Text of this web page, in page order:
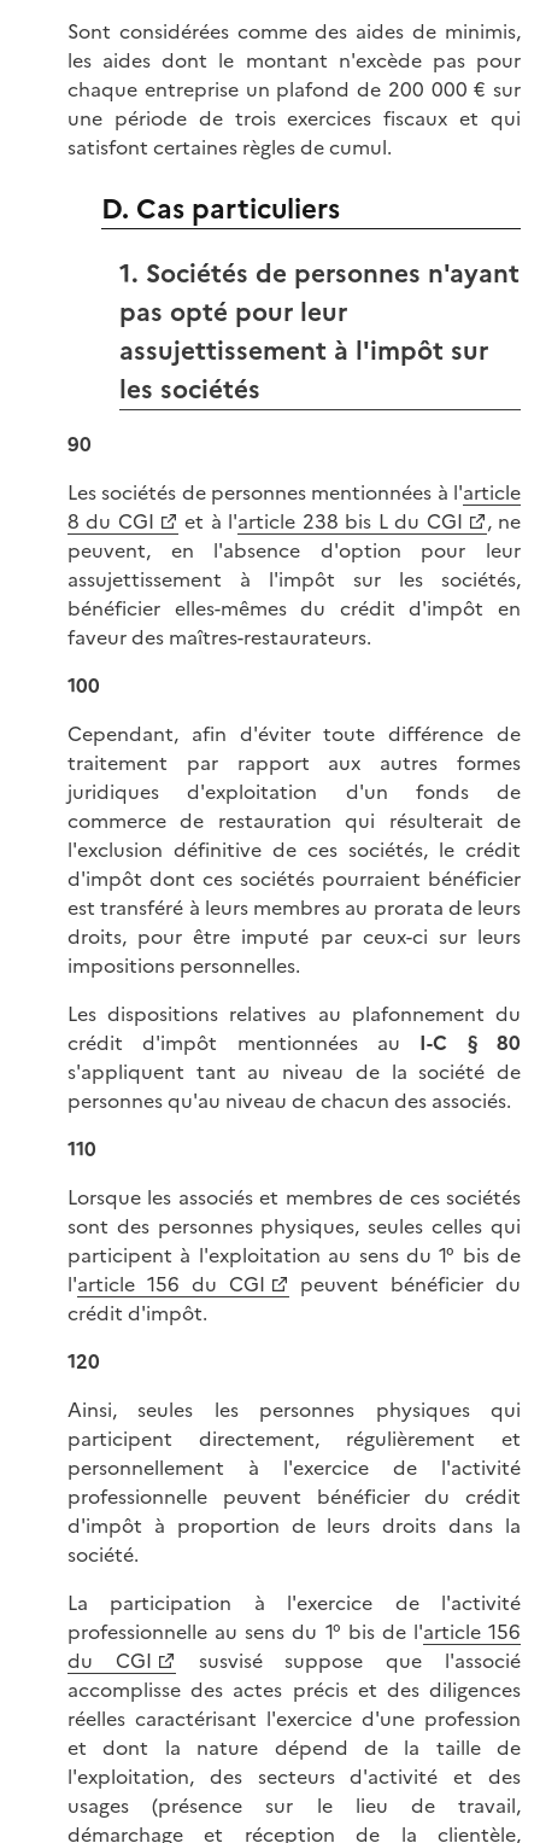
Sont considérées comme des aides de minimis,
les aides dont le montant n'excède pas pour
chaque entreprise un plafond de 200 000 € sur
une période de trois exercices fiscaux et qui
satisfont certaines règles de cumul.
D. Cas particuliers
1. Sociétés de personnes n'ayant
pas opté pour leur
assujettissement à l'impôt sur
les sociétés
90
Les sociétés de personnes mentionnées à l'article
8 du CGI
et à l'article 238 bis L du CGI
, ne
peuvent, en l'absence d'option pour leur
assujettissement à l'impôt sur les sociétés,
bénéficier elles-mêmes du crédit d'impôt en
faveur des maîtres-restaurateurs.
100
Cependant, afin d'éviter toute différence de
traitement par rapport aux autres formes
juridiques d'exploitation d'un fonds de
commerce de restauration qui résulterait de
l'exclusion définitive de ces sociétés, le crédit
d'impôt dont ces sociétés pourraient bénéficier
est transféré à leurs membres au prorata de leurs
droits, pour être imputé par ceux-ci sur leurs
impositions personnelles.
Les dispositions relatives au plafonnement du
crédit d'impôt mentionnées au I-C § 80
s'appliquent tant au niveau de la société de
personnes qu'au niveau de chacun des associés.
110
Lorsque les associés et membres de ces sociétés
sont des personnes physiques, seules celles qui
participent à l'exploitation au sens du 1° bis de
l'article 156 du CGI
peuvent bénéficier du
crédit d'impôt.
120
Ainsi, seules les personnes physiques qui
participent directement, régulièrement et
personnellement à l'exercice de l'activité
professionnelle peuvent bénéficier du crédit
d'impôt à proportion de leurs droits dans la
société.
La participation à l'exercice de l'activité
professionnelle au sens du 1° bis de l'article 156
du CGI
susvisé suppose que l'associé
accomplisse des actes précis et des diligences
réelles caractérisant l'exercice d'une profession
et dont la nature dépend de la taille de
l'exploitation, des secteurs d'activité et des
usages (présence sur le lieu de travail,
démarchage et réception de la clientèle,